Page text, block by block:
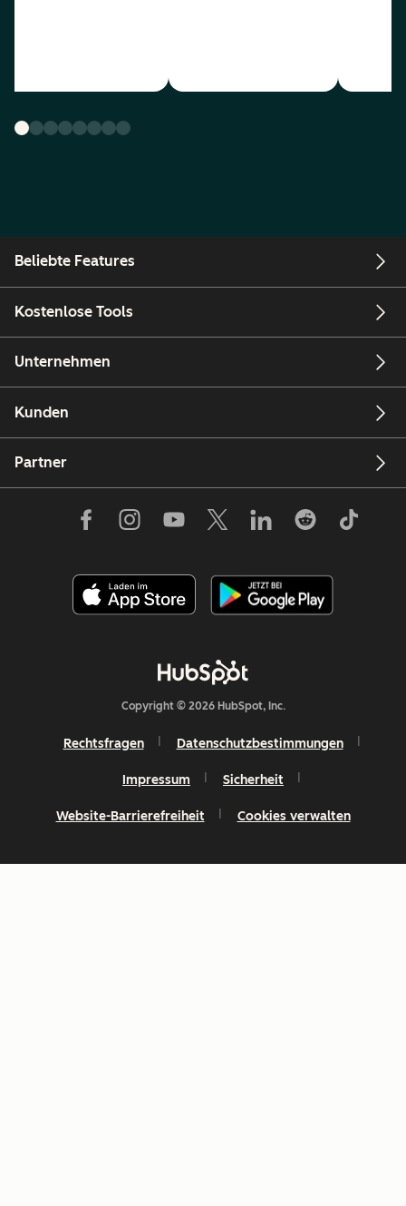
Beliebte Features
Kostenlose Tools
Unternehmen
Kunden
Partner
Copyright © 2026 HubSpot, Inc.
Rechtsfragen Datenschutzbestimmungen
Impressum Sicherheit
Website-Barrierefreiheit Cookies verwalten